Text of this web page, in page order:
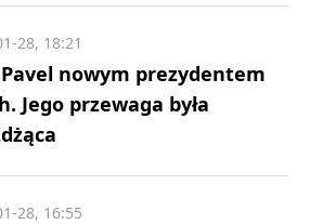
nowym prezydentem
Jego przewaga była
28, 18:21
28, 16:55